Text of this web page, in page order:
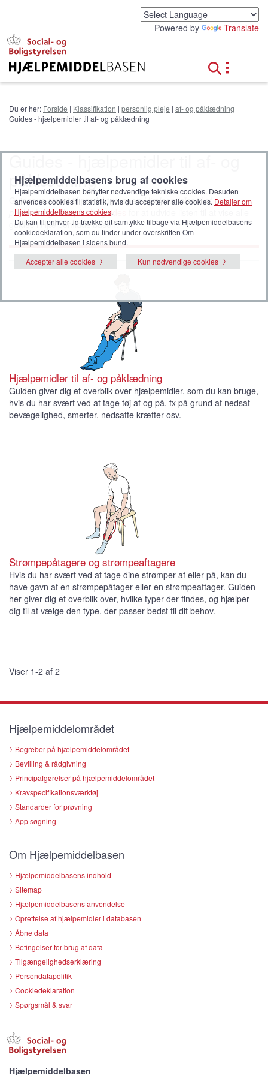
d
Powered by Translate
Du er her: Forside | Klassifikation | personlig pleje | af- og påklædning |
Guides - hjælpemidler til af- og påklædning
Guides - hjælpemidler til af- og
påklædning
Guides relateret til produktgruppenHjælpemidler til af- og
påklædning. Klik påalle guides
guides i Hjælpemiddelbasen.
Hjælpemidler til af- og påklædning
Guiden giver dig et overblik over hjælpemidler, som du kan bruge,
hvis du har svært ved at tage tøj af og på, fx på grund af nedsat
bevægelighed, smerter, nedsatte kræfter osv.
Strømpepåtagere og strømpeaftagere
Hvis du har svært ved at tage dine strømper af eller på, kan du
have gavn af en strømpepåtager eller en strømpeaftager. Guiden
her giver dig et overblik over, hvilke typer der findes, og hjælper
dig til at vælge den type, der passer bedst til dit behov.
Viser 1-2 af 2
Hjælpemiddelområdet
Begreber på hjælpemiddelområdet
Bevilling & rådgivning
Principafgørelser på hjælpemiddelområdet
Kravspecifikationsværktøj
Standarder for prøvning
App søgning
Om Hjælpemiddelbasen
Hjælpemiddelbasens indhold
Sitemap
Hjælpemiddelbasens anvendelse
Oprettelse af hjælpemidler i databasen
Åbne data
Betingelser for brug af data
Tilgængelighedserklæring
Persondatapolitik
Cookiedeklaration
Spørgsmål & svar
Hjælpemiddelbasen
Hjælpemiddelbasens brug af cookies
Hjælpemiddelbasen benytter nødvendige tekniske cookies. Desuden
anvendes cookies til statistik, hvis du accepterer alle cookies. Detaljer om
Hjælpemiddelbasens cookies.
Du kan til enhver tid trække dit samtykke tilbage via Hjælpemiddelbasens
cookiedeklaration, som du finder under overskriften Om
Hjælpemiddelbasen i sidens bund.
Accepter alle cookies
Kun nødvendige cookies